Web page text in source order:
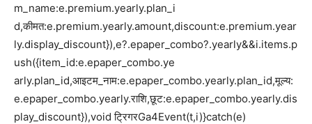
m_name:e.premium.yearly.plan_i
d,कीमत:e.premium.yearly.amount,discount:e.premium.year
ly.display_discount}),e?.epaper_combo?.yearly&&i.items.p
ush({item_id:e.epaper_combo.ye
arly.plan_id,आइटम_नाम:e.epaper_combo.yearly.plan_id,मूल्य:
e.epaper_combo.yearly.राशि,छूट:e.epaper_combo.yearly.dis
play_discount}),void ट्रिगरGa4Event(t,i)}catch(e)